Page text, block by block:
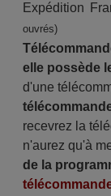
Expédition
ouvrés)
elle possède
d'une
recevrez la
n'aurez qu'à
de la